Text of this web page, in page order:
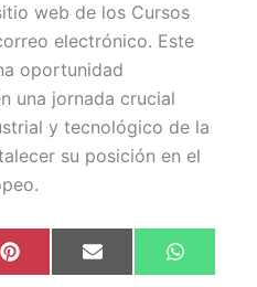
web de los Cursos
electrónico. Este
oportunidad
una jornada crucial
y tecnológico de la
su posición en el
Compartir
en
P
i
Compartir
en
E
m en
W
h